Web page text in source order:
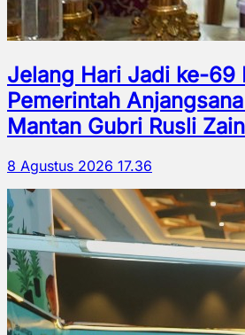
Jelang Hari Jadi ke-69
Pemerintah
Mantan Gubri Rusli
8 Agustus 2026 17.36